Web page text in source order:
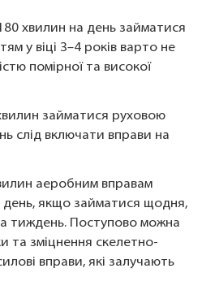
хвилин на день займатися
у віці 3–4 років варто не
помірної та високої
займатися руховою
слід включати вправи на
аеробним вправам
день, якщо займатися щодня,
тиждень. Поступово можна
та зміцнення скелетно-
вправи, які залучають